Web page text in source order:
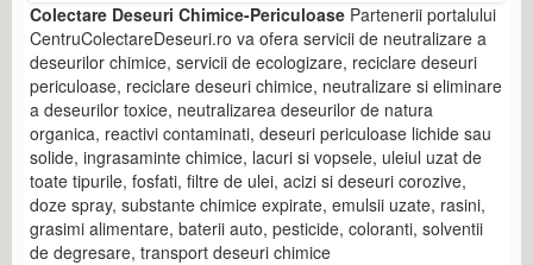
Colectare Deseuri Chimice-Periculoase Partenerii portalului
CentruColectareDeseuri.ro va ofera servicii de neutralizare a
deseurilor chimice, servicii de ecologizare, reciclare deseuri
periculoase, reciclare deseuri chimice, neutralizare si eliminare
a deseurilor toxice, neutralizarea deseurilor de natura
organica, reactivi contaminati, deseuri periculoase lichide sau
solide, ingrasaminte chimice, lacuri si vopsele, uleiul uzat de
toate tipurile, fosfati, filtre de ulei, acizi si deseuri corozive,
doze spray, substante chimice expirate, emulsii uzate, rasini,
grasimi alimentare, baterii auto, pesticide, coloranti, solventii
de degresare, transport deseuri chimice